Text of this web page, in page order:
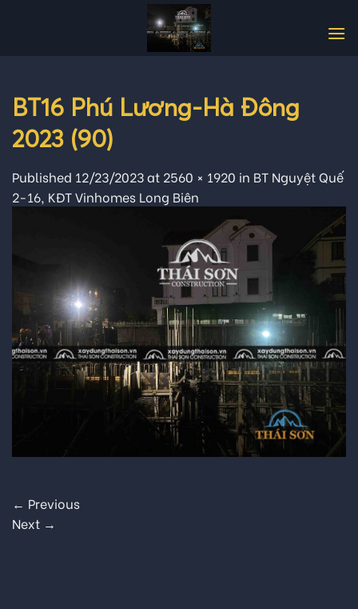
BT16 Phú Lương-Hà Đông
2023 (90)
Published 12/23/2023at 2560 × 1920 in BT Nguyệt Quế
2-16, KĐT Vinhomes Long Biên
← Previous
Next →